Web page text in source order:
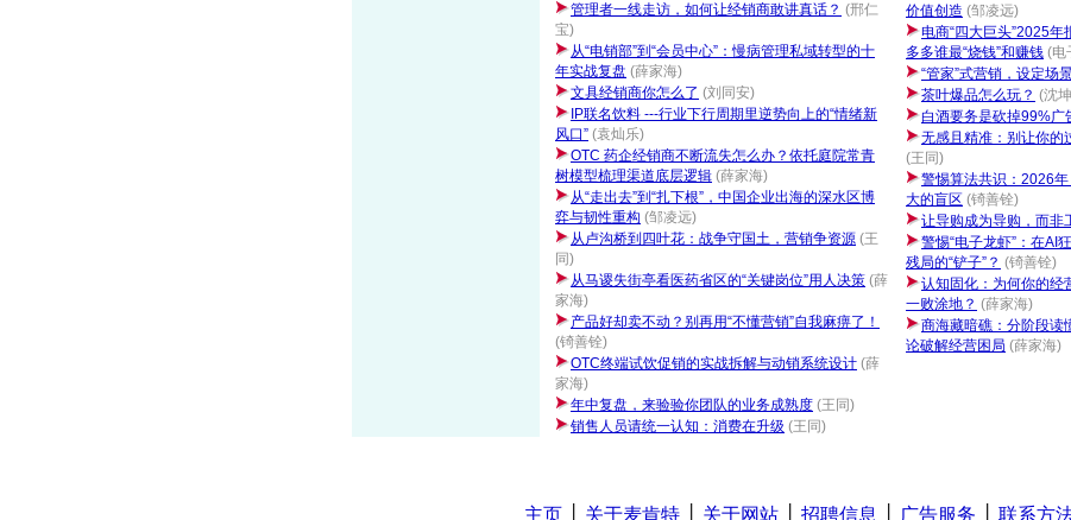
管理者一线走访，如何让经销商敢讲真话？ (邢仁
宝)
从“电销部”到“会员中心”：慢病管理私域转型的十
年实战复盘 (薛家海)
文具经销商你怎么了 (刘同安)
IP联名饮料 ---行业下行周期里逆势向上的“情绪新
风口” (袁灿乐)
OTC 药企经销商不断流失怎么办？依托庭院常青
树模型梳理渠道底层逻辑 (薛家海)
从“走出去”到“扎下根”，中国企业出海的深水区博
弈与韧性重构 (邹凌远)
从卢沟桥到四叶花：战争守国土，营销争资源 (王
同)
从马谡失街亭看医药省区的“关键岗位”用人决策 (薛
家海)
产品好却卖不动？别再用“不懂营销”自我麻痹了！
(锜善铨)
OTC终端试饮促销的实战拆解与动销系统设计 (薛
家海)
年中复盘，来验验你团队的业务成熟度 (王同)
销售人员请统一认知：消费在升级 (王同)
价值创造 (邹凌远)
电商“四大巨头”2025
多多谁最“烧钱”和赚钱 (电
“管家”式营销，设定场
茶叶爆品怎么玩？ (沈
白酒要务是砍掉99%广
无感且精准：别让你的
(王同)
警惕算法共识：2026年
大的盲区 (锜善铨)
让导购成为导购，而非
警惕“电子龙虾”：在AI
残局的“铲子”？ (锜善铨)
认知固化：为何你的经
一败涂地？ (薛家海)
商海藏暗礁：分阶段读
论破解经营困局 (薛家海)
主页│ 关于麦肯特│ 关于网站│ 招聘信息 广告服务 联系方